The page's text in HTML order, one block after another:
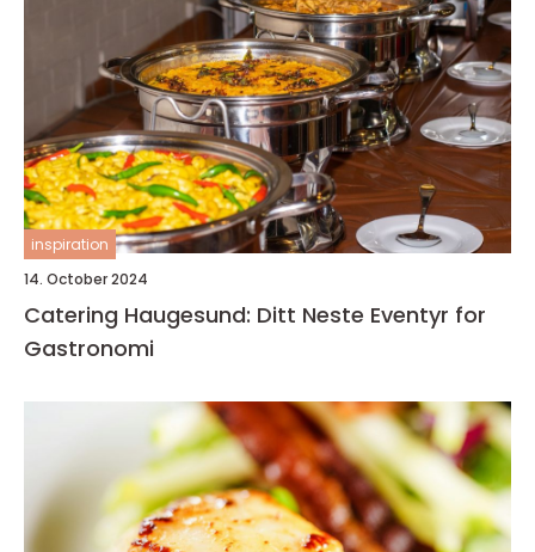
inspiration
14. October 2024
Catering Haugesund: Ditt Neste Eventyr for
Gastronomi